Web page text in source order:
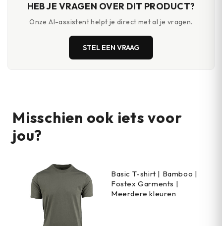
HEB JE VRAGEN OVER DIT PRODUCT?
Onze AI-assistent helpt je direct met al je vragen.
STEL EEN VRAAG
Misschien ook iets voor
jou?
Basic T-shirt | Bamboo |
Fostex Garments |
Meerdere kleuren